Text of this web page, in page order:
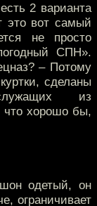
2 варианта
это вот самый
не просто
СПН».
– Потому
сделаны
из
что хорошо бы,
одетый, он
ограничивает